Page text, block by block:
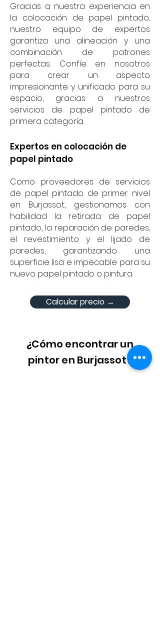
Gracias a nuestra experiencia en
la colocación de papel pintado,
nuestro equipo de expertos
garantiza una alineación y una
combinación de patrones
perfectas. Confíe en nosotros
para crear un aspecto
impresionante y unificado para su
espacio, gracias a nuestros
servicios de papel pintado de
primera categoría.
Expertos en colocación de
papel pintado
Como proveedores de servicios
de papel pintado de primer nivel
en Burjassot, gestionamos con
habilidad la retirada de papel
pintado, la reparación de paredes,
el revestimiento y el lijado de
paredes, garantizando una
superficie lisa e impecable para su
nuevo papel pintado o pintura.
Calcular precio →
¿Cómo encontrar un
pintor en Burjassot?